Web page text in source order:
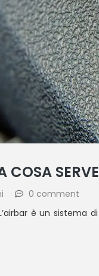
COSA SERVE
0 comment
è un sistema